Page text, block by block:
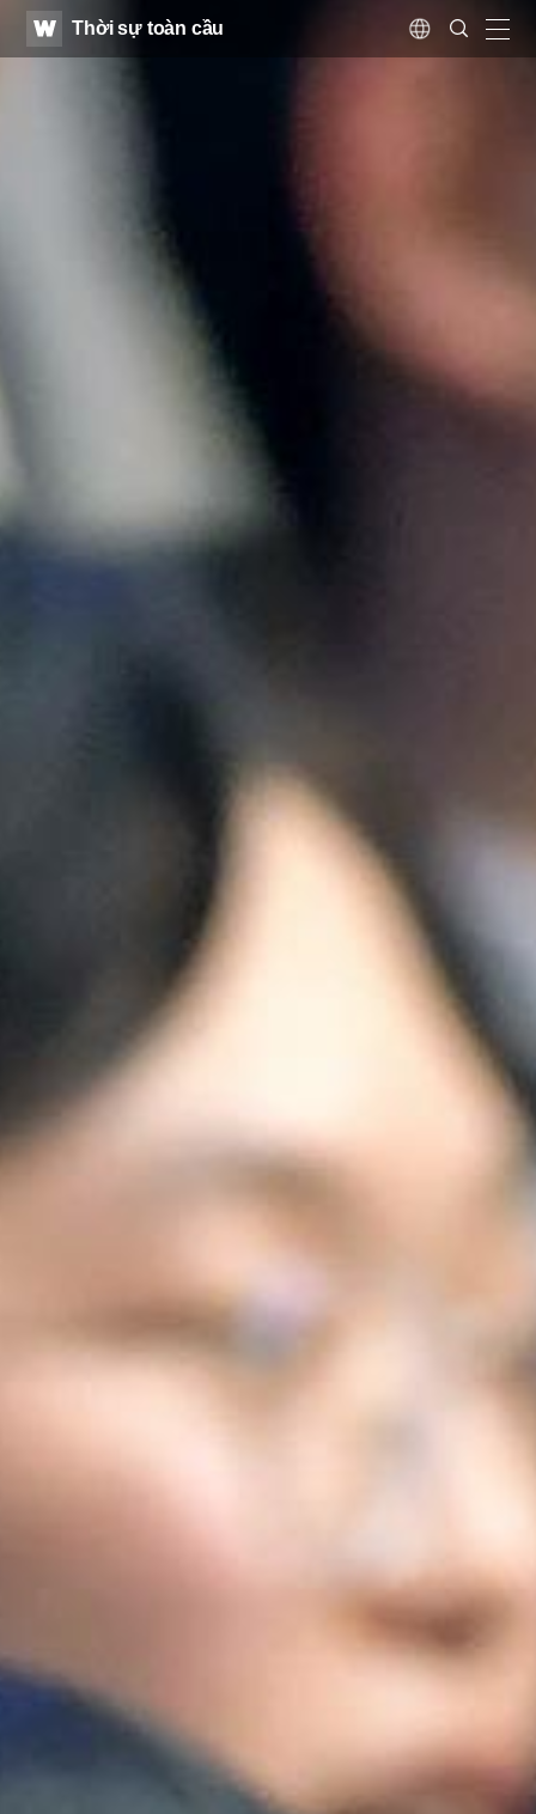
WATVThời sự toàn cầu
Language
Search
Submit